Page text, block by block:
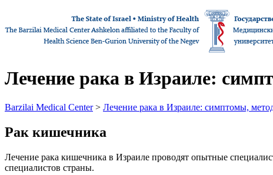
Лечение рака в Израиле:
Barzilai Medical Center> Лечение рака в Израиле: симптомы,
Рак кишечника
Лечение рака кишечника в Израиле проводят опытные
специалистов страны.